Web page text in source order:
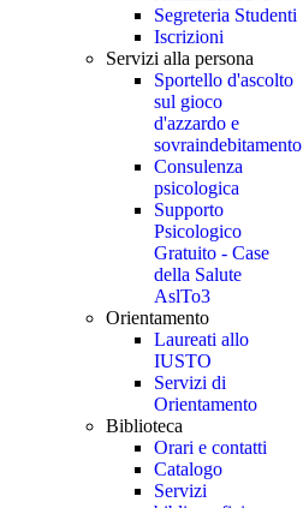
Segreteria Studenti
Iscrizioni
Servizi alla persona
Sportello d'ascolto
sul gioco
d'azzardo e
sovraindebitamento
Consulenza
psicologica
Supporto
Psicologico
Gratuito - Case
della Salute
AslTo3
Orientamento
Laureati allo
IUSTO
Servizi di
Orientamento
Biblioteca
Orari e contatti
Catalogo
Servizi